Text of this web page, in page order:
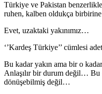
Türkiye ve Pakistan
ruhen, kalben oldukça
Evet, uzaktaki yakınımız…
‘’Kardeş Türkiye’’ cümlesi
Bu kadar yakın ama bir o
Anlaşılır bir durum değil… Bu
dönüşebilmiş değil…